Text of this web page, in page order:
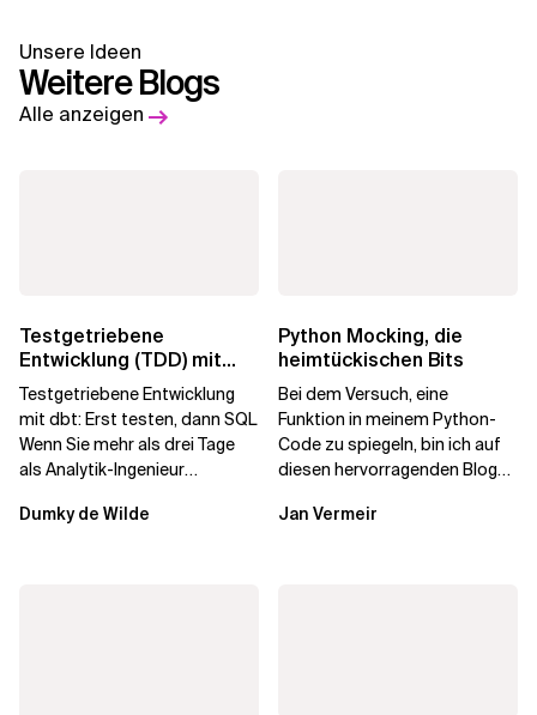
Unsere Ideen
Weitere Blogs
Alle anzeigen
Testgetriebene
Entwicklung (TDD) mit
dbt: Erst testen, dann
SQL
Testgetriebene Entwicklung
mit dbt: Erst testen, dann SQL
Wenn Sie mehr als drei Tage
als Analytik-Ingenieur
Dumky de Wilde
Python Mocking, die
heimtückischen Bits
Bei dem Versuch, eine
Funktion in meinem Python-
Code zu spiegeln, bin ich auf
diesen hervorragenden Blog
gestoßen. Der Blog...
Jan Vermeir